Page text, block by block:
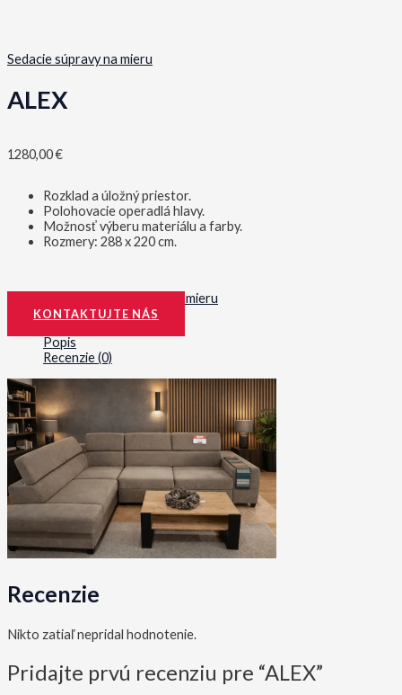
Sedacie súpravy na mieru
ALEX
1280,00€
Rozklad a úložný priestor.
Polohovacie operadlá hlavy.
Možnosť výberu materiálu a farby.
Rozmery: 288 x 220 cm.
Sedacie súpravy na mieru
KONTAKTUJTE NÁS
Popis
Recenzie (0)
Recenzie
Nikto zatiaľ nepridal hodnotenie.
Pridajte prvú recenziu pre “ALEX”